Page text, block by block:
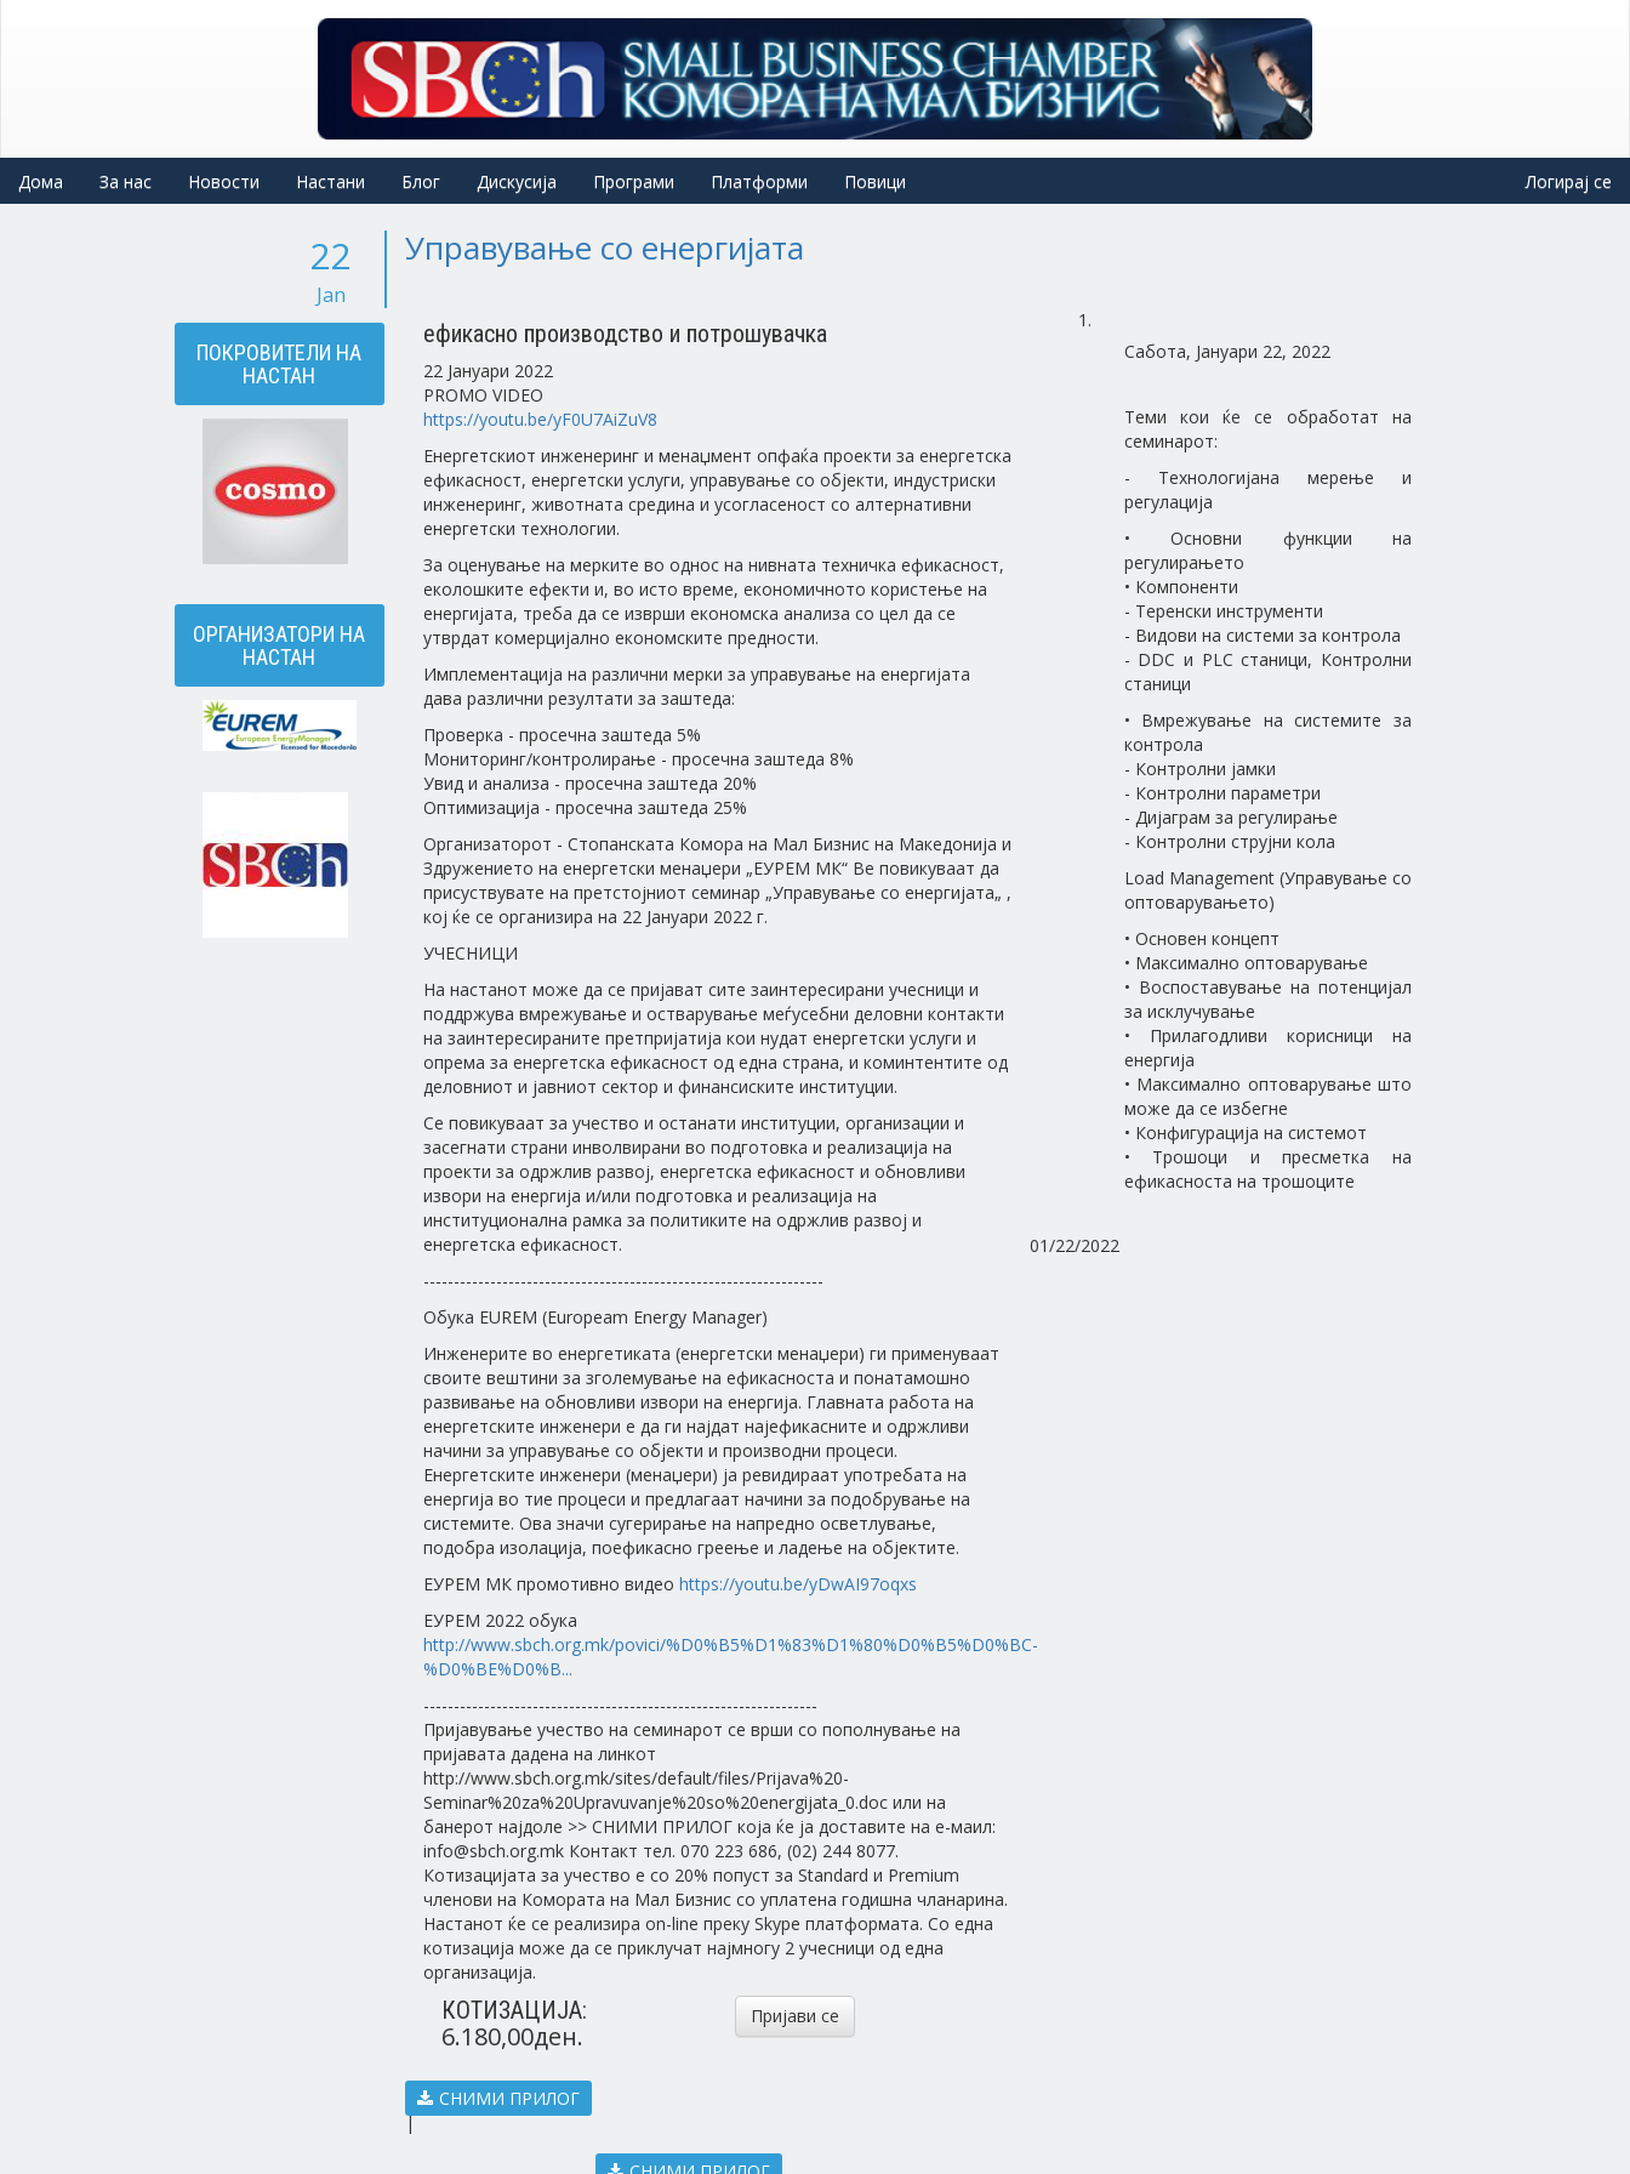
Дома За нас Новости Настани Блог Дискусија Програми Платформи Повици Логирај се
22
Jan
Управување со енергијата
ПОКРОВИТЕЛИ НА
НАСТАН
ОРГАНИЗАТОРИ НА
НАСТАН
ефикасно производство и потрошувачка
22 Јануари 2022
PROMO VIDEO
https://youtu.be/yF0U7AiZuV8
Енергетскиот инженеринг и менаџмент опфаќа проекти за енергетска
ефикасност, енергетски услуги, управување со објекти, индустриски
инженеринг, животната средина и усогласеност со алтернативни
енергетски технологии.
За оценување на мерките во однос на нивната техничка ефикасност,
еколошките ефекти и, во исто време, економичното користење на
енергијата, треба да се изврши економска анализа со цел да се
утврдат комерцијално економските предности.
Имплементација на различни мерки за управување на енергијата
дава различни резултати за заштеда:
Проверка - просечна заштеда 5%
Мониторинг/контролирање - просечна заштеда 8%
Увид и анализа - просечна заштеда 20%
Оптимизација - просечна заштеда 25%
Организаторот - Стопанската Комора на Мал Бизнис на Македонија и
Здружението на енергетски менаџери „ЕУРЕМ МК“ Ве повикуваат да
присуствувате на претстојниот семинар „Управување со енергијата„ ,
кој ќе се организира на 22 Јануари 2022 г.
УЧЕСНИЦИ
На настанот може да се пријават сите заинтересирани учесници и
поддржува вмрежување и остварување меѓусебни деловни контакти
на заинтересираните претпријатија кои нудат енергетски услуги и
опрема за енергетска ефикасност од една страна, и коминтентите од
деловниот и јавниот сектор и финансиските институции.
Се повикуваат за учество и останати институции, организации и
засегнати страни инволвирани во подготовка и реализација на
проекти за одржлив развој, енергетска ефикасност и обновливи
извори на енергија и/или подготовка и реализација на
институционална рамка за политиките на одржлив развој и
енергетска ефикасност.
------------------------------------------------------------------
Обука EUREM (Europeam Energy Manager)
Инженерите во енергетиката (енергетски менаџери) ги применуваат
своите вештини за зголемување на ефикасноста и понатамошно
развивање на обновливи извори на енергија. Главната работа на
енергетските инженери е да ги најдат најефикасните и одржливи
начини за управување со објекти и производни процеси.
Енергетските инженери (менаџери) ја ревидираат употребата на
енергија во тие процеси и предлагаат начини за подобрување на
системите. Ова значи сугерирање на напредно осветлување,
подобра изолација, поефикасно греење и ладење на објектите.
ЕУРЕМ МК промотивно видео https://youtu.be/yDwAI97oqxs
ЕУРЕМ 2022 обука
http://www.sbch.org.mk/povici/%D0%B5%D1%83%D1%80%D0%B5%D0%BC-
%D0%BE%D0%B...
-----------------------------------------------------------------
Пријавување учество на семинарот се врши со пополнување на
пријавата дадена на линкот
http://www.sbch.org.mk/sites/default/files/Prijava%20-
Seminar%20za%20Upravuvanje%20so%20energijata_0.doc или на
банерот најдоле >> СНИМИ ПРИЛОГ која ќе ја доставите на е-маил:
info@sbch.org.mk Контакт тел. 070 223 686, (02) 244 8077.
Котизацијата за учество е со 20% попуст за Standard и Premium
членови на Комората на Мал Бизнис со уплатена годишна чланарина.
Настанот ќе се реализира on-line преку Skype платформата. Со една
котизација може да се приклучат најмногу 2 учесници од една
организација.
КОТИЗАЦИЈА:
6.180,00ден.
Пријави се
Сабота, Јануари 22, 2022
Теми кои ќе се обработат на
семинарот:
- Технологијана мерење и
регулација
• Основни функции на
регулирањето
• Компоненти
- Теренски инструменти
- Видови на системи за контрола
- DDC и PLC станици, Контролни
станици
• Вмрежување на системите за
контрола
- Контролни јамки
- Контролни параметри
- Дијаграм за регулирање
- Контролни струјни кола
Load Management (Управување со
оптоварувањето)
• Основен концепт
• Максимално оптоварување
• Воспоставување на потенцијал
за исклучување
• Прилагодливи корисници на
енергија
• Максимално оптоварување што
може да се избегне
• Конфигурација на системот
• Трошоци и пресметка на
ефикасноста на трошоците
СНИМИ ПРИЛОГ
|
01/22/2022